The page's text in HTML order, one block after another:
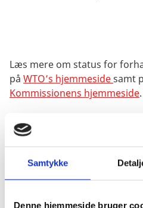
Samtykke
Denne hjemmeside bruger
Læs mere om status for
på WTO’s hjemmesidesamt
Kommissionens hjemmeside.
Tvistbilæggelse
For at sikre overholdelse af
der i WTO et